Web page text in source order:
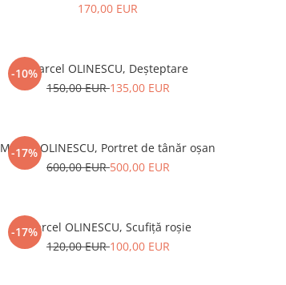
170,00 EUR
-10%Marcel OLINESCU, Deșteptare
150,00 EUR135,00 EUR
-17%
Marcel OLINESCU, Portret de tânăr oșan
600,00 EUR500,00 EUR
-17%Marcel OLINESCU, Scufiță roșie
120,00 EUR100,00 EUR